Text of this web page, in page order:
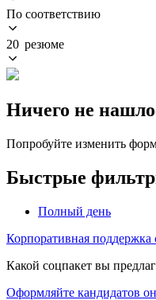
По соответствию
20 резюме
Ничего не
Попробуйте изменить
Быстрые
Полный день
Корпоративная поддержка
Какой соцпакет вы
Оформляйте кандидатов